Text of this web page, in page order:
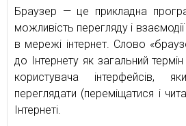
Браузер — це прикладна
можливість перегляду і
в мережі інтернет. Слово
до Інтернету як загальний
користувача інтерфейсів,
переглядати (переміщатися і
Інтернеті.